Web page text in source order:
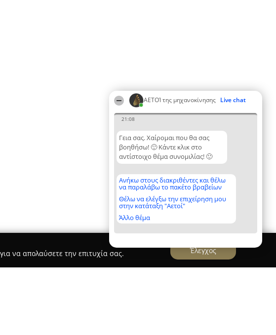
ΑΕΤΟΊ της μηχανοκίνησης Live chat
21:08
Γεια σας. Χαίρομαι που θα σας
βοηθήσω! 🙂 Κάντε κλικ στο
αντίστοιχο θέμα συνομιλίας! 🙂
Ανήκω στους διακριθέντες και θέλω
να παραλάβω το πακέτο βραβείων
Θέλω να ελέγξω την επιχείρηση μου
στην κατάταξη "Αετοί"
Άλλο θέμα
να απολαύσετε την επιτυχία σας.
Έλεγχος